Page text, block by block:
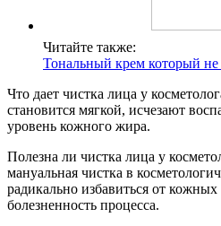
Читайте также:
Тональный крем который не
Что дает чистка лица у
становится мягкой, исчезают
уровень кожного жира.
Полезна ли чистка лица у
мануальная чистка в
радикально избавиться от
болезненность процесса.